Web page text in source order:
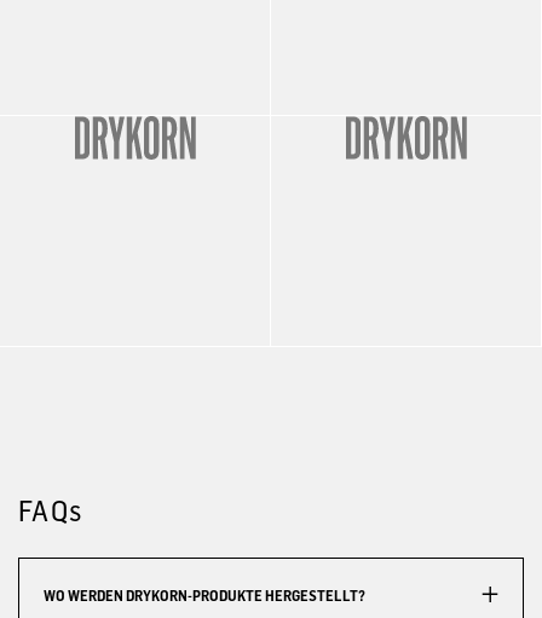
FAQs
WO WERDEN DRYKORN-PRODUKTE HERGESTELLT?